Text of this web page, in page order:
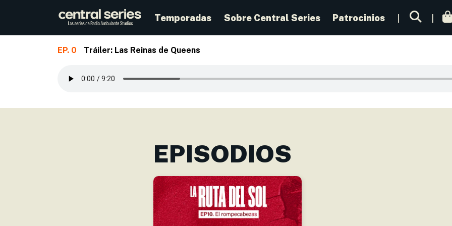
Temporadas Sobre Central Series Patrocinios
EP. 0 Tráiler: Las Reinas de Queens
EPISODIOS